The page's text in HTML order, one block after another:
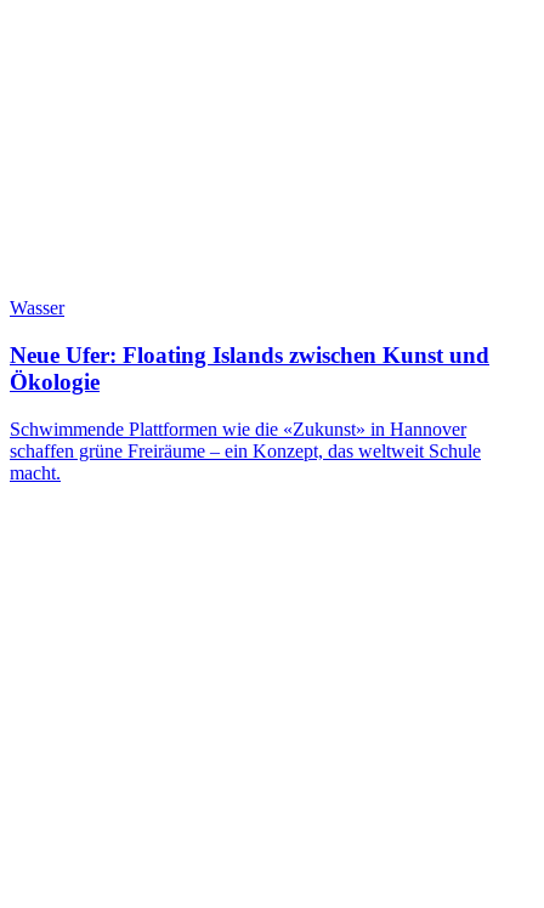
Wasser
Neue Ufer: Floating Islands zwischen Kunst und
Ökologie
Schwimmende Plattformen wie die «Zukunst» in Hannover
schaffen grüne Freiräume – ein Konzept, das weltweit Schule
macht.